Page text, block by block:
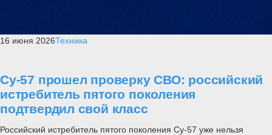
16 июня 2026Техника
Су-57 прошел проверку СВО: российский
истребитель пятого поколения
подтвердил свой класс
Российский истребитель пятого поколения Су-57 уже нельзя